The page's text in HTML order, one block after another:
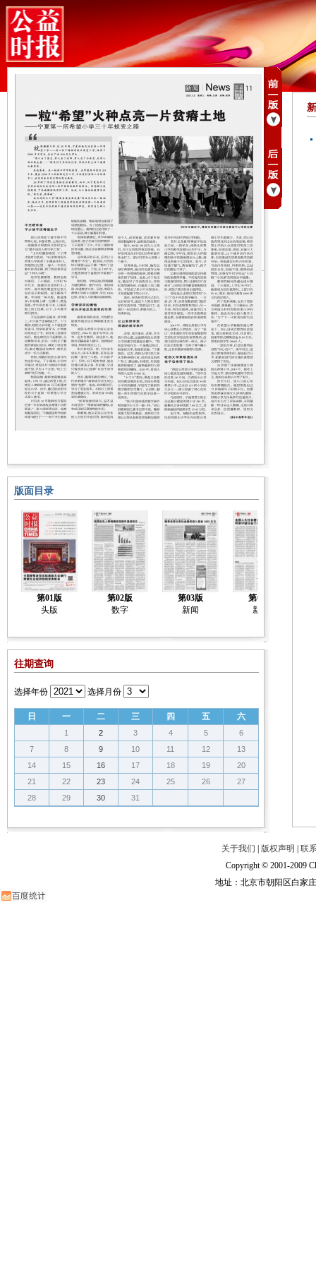
版面目录
第01版
头版
第02版
数字
第03版
新闻
第04版
新闻
往期查询
选择年份 选择月份
日 一 二 三 四 五 六
1 2 3 4 5
6
7
8 9 10 11 12
13
14
15 16 17 18 19
20
21
22 23 24 25 26
27
28
29 30 31
关于我们 版权声明
联
Copyright © 2001-2009
地址：北京市朝阳区白家